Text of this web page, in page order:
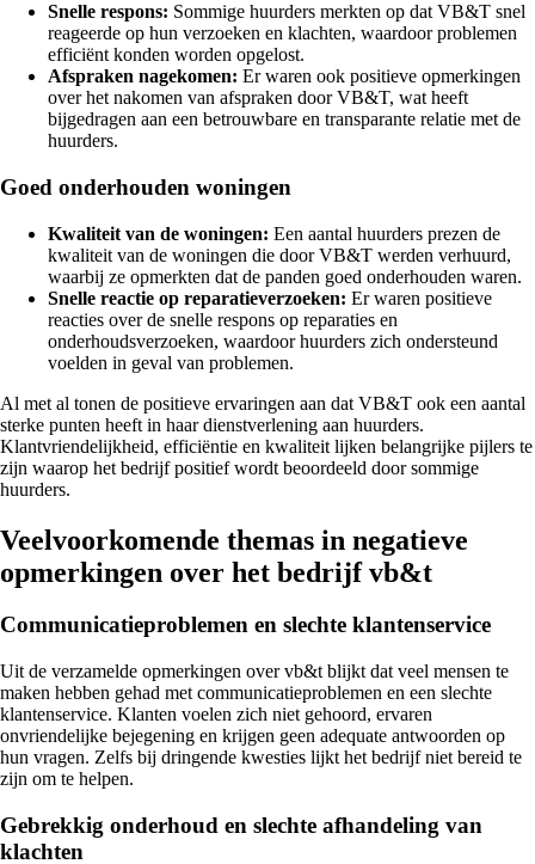
Snelle respons: Sommige huurders merkten op dat VB&T snel
reageerde op hun verzoeken en klachten, waardoor problemen
efficiënt konden worden opgelost.
Afspraken nagekomen: Er waren ook positieve opmerkingen
over het nakomen van afspraken door VB&T, wat heeft
bijgedragen aan een betrouwbare en transparante relatie met de
huurders.
Goed onderhouden woningen
Kwaliteit van de woningen: Een aantal huurders prezen de
kwaliteit van de woningen die door VB&T werden verhuurd,
waarbij ze opmerkten dat de panden goed onderhouden waren.
Snelle reactie op reparatieverzoeken: Er waren positieve
reacties over de snelle respons op reparaties en
onderhoudsverzoeken, waardoor huurders zich ondersteund
voelden in geval van problemen.
Al met al tonen de positieve ervaringen aan dat VB&T ook een aantal
sterke punten heeft in haar dienstverlening aan huurders.
Klantvriendelijkheid, efficiëntie en kwaliteit lijken belangrijke pijlers te
zijn waarop het bedrijf positief wordt beoordeeld door sommige
huurders.
Veelvoorkomende themas in negatieve
opmerkingen over het bedrijf vb&t
Communicatieproblemen en slechte klantenservice
Uit de verzamelde opmerkingen over vb&t blijkt dat veel mensen te
maken hebben gehad met communicatieproblemen en een slechte
klantenservice. Klanten voelen zich niet gehoord, ervaren
onvriendelijke bejegening en krijgen geen adequate antwoorden op
hun vragen. Zelfs bij dringende kwesties lijkt het bedrijf niet bereid te
zijn om te helpen.
Gebrekkig onderhoud en slechte afhandeling van
klachten